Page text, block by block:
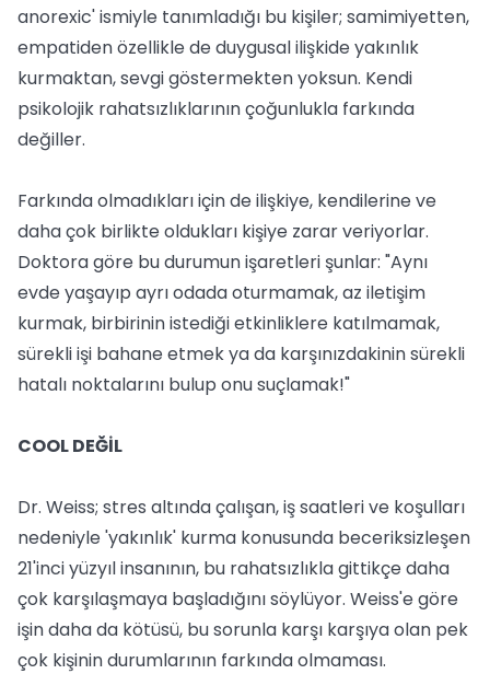
anorexic' ismiyle tanımladığı bu kişiler; samimiyetten,
empatiden özellikle de duygusal ilişkide yakınlık
kurmaktan, sevgi göstermekten yoksun. Kendi
psikolojik rahatsızlıklarının çoğunlukla farkında
değiller.
Farkında olmadıkları için de ilişkiye, kendilerine ve
daha çok birlikte oldukları kişiye zarar veriyorlar.
Doktora göre bu durumun işaretleri şunlar: "Aynı
evde yaşayıp ayrı odada oturmamak, az iletişim
kurmak, birbirinin istediği etkinliklere katılmamak,
sürekli işi bahane etmek ya da karşınızdakinin sürekli
hatalı noktalarını bulup onu suçlamak!"
COOL DEĞİL
Dr. Weiss; stres altında çalışan, iş saatleri ve koşulları
nedeniyle 'yakınlık' kurma konusunda beceriksizleşen
21'inci yüzyıl insanının, bu rahatsızlıkla gittikçe daha
çok karşılaşmaya başladığını söylüyor. Weiss'e göre
işin daha da kötüsü, bu sorunla karşı karşıya olan pek
çok kişinin durumlarının farkında olmaması.